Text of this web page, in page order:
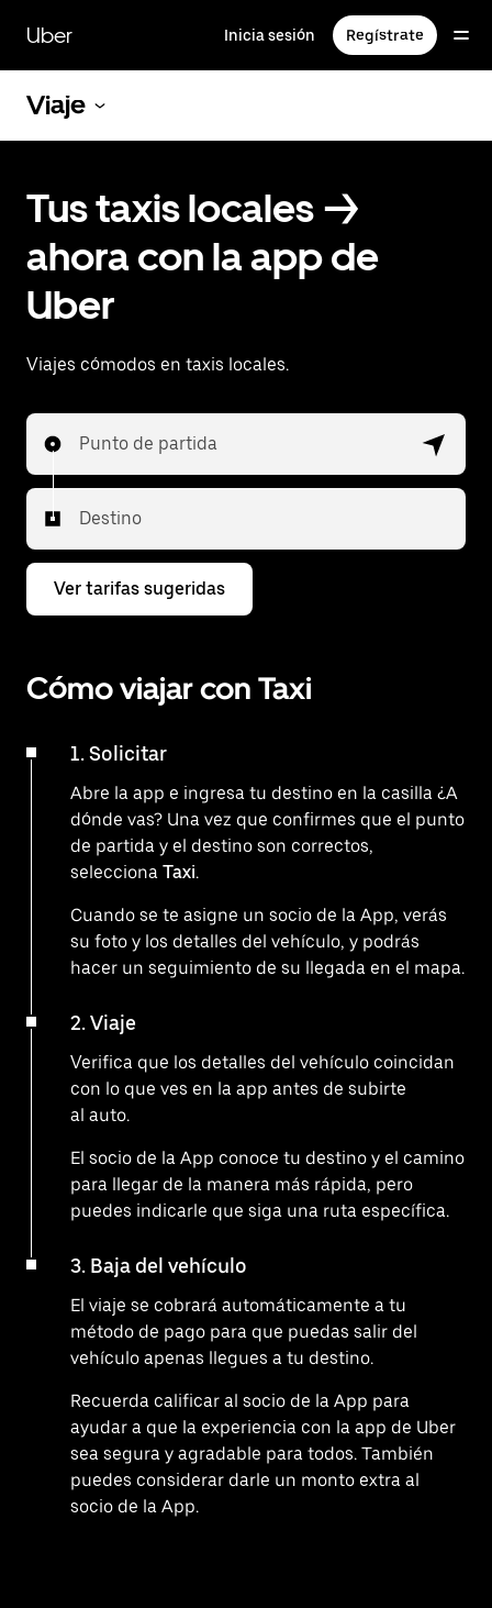
contenido
principal
Uber Inicia sesión Regístrate
Viaje
Tus taxis locales ->
ahora con la app de
Uber
Viajes cómodos en taxis locales.
Punto de partida
Destino
Ver tarifas sugeridas
Cómo viajar con Taxi
1. Solicitar
Abre la app e ingresa tu destino en la casilla ¿A
dónde vas? Una vez que confirmes que el punto
de partida y el destino son correctos,
selecciona Taxi.
Cuando se te asigne un socio de la App, verás
su foto y los detalles del vehículo, y podrás
hacer un seguimiento de su llegada en el mapa.
2. Viaje
Verifica que los detalles del vehículo coincidan
con lo que ves en la app antes de subirte
al auto.
El socio de la App conoce tu destino y el camino
para llegar de la manera más rápida, pero
puedes indicarle que siga una ruta específica.
3. Baja del vehículo
El viaje se cobrará automáticamente a tu
método de pago para que puedas salir del
vehículo apenas llegues a tu destino.
Recuerda calificar al socio de la App para
ayudar a que la experiencia con la app de Uber
sea segura y agradable para todos. También
puedes considerar darle un monto extra al
socio de la App.